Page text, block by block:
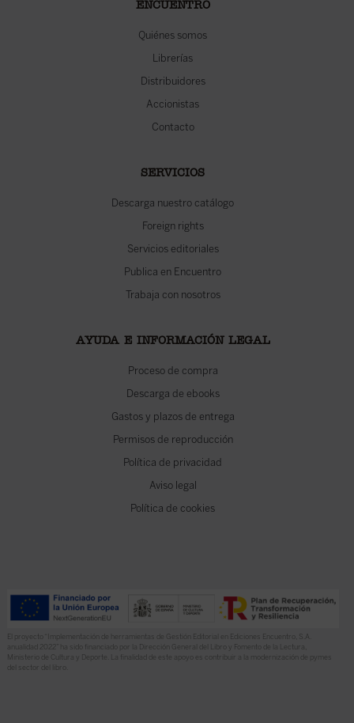
ENCUENTRO
Quiénes somos
Librerías
Distribuidores
Accionistas
Contacto
SERVICIOS
Descarga nuestro catálogo
Foreign rights
Servicios editoriales
Publica en Encuentro
Trabaja con nosotros
AYUDA E INFORMACIÓN LEGAL
Proceso de compra
Descarga de ebooks
Gastos y plazos de entrega
Permisos de reproducción
Política de privacidad
Aviso legal
Política de cookies
El proyecto “Implementación de herramientas de Gestión Editorial en Ediciones Encuentro, S.A.
anualidad 2022” ha sido financiado por la Dirección General del Libro y Fomento de la Lectura,
Ministerio de Cultura y Deporte. La finalidad de este apoyo es contribuir a la modernización de pymes
del sector del libro.